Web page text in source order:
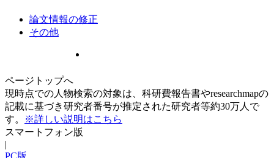
論文情報の修正
その他
ページトップへ
現時点での人物検索の対象は、科研費報告書やresearchmapの
記載に基づき研究者番号が推定された研究者等約30万人で
す。
※詳しい説明はこちら
スマートフォン版
|
PC版